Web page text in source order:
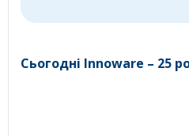
Сьогодні Innoware – 25